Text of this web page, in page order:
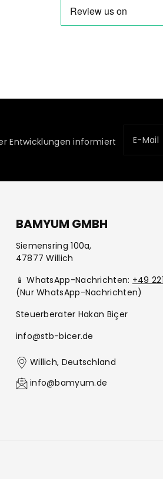
Entwicklungen informiert
E-Mail
BAMYUM GMBH
Siemensring 100a,
47877 Willich
📱 WhatsApp-Nachrichten: +49
(Nur WhatsApp-Nachrichten)
Steuerberater Hakan Biçer
info@stb-bicer.de
Willich, Deutschland
info@bamyum.de